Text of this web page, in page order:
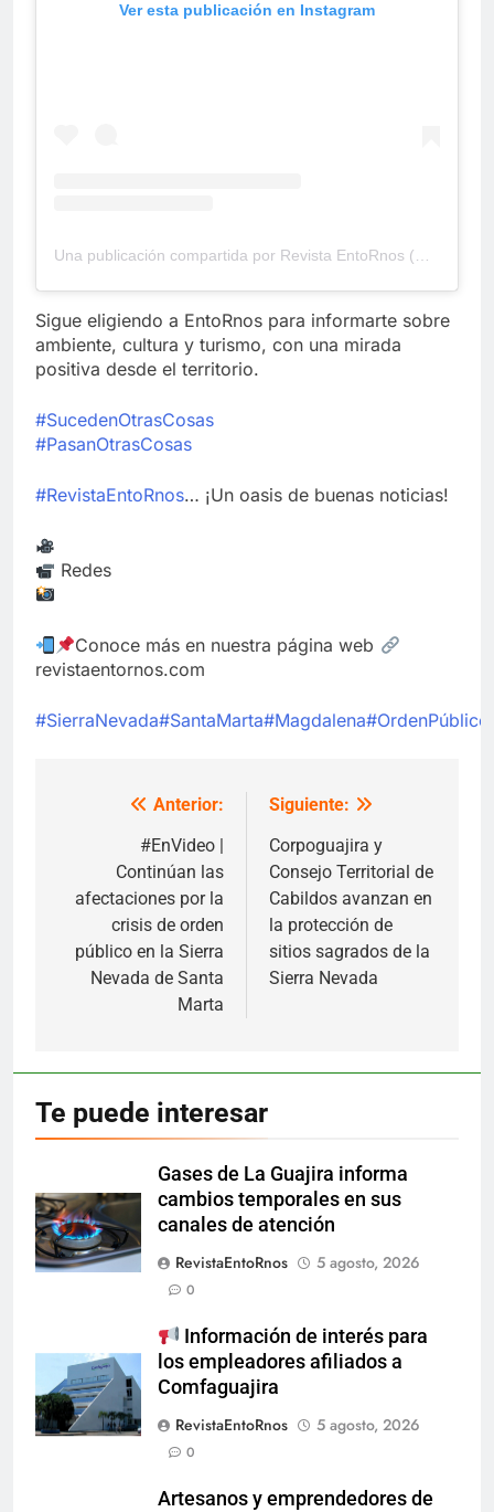
Ver esta publicación en Instagram
Sigue eligiendo a EntoRnos para informarte sobre
ambiente, cultura y turismo, con una mirada
positiva desde el territorio.
#SucedenOtrasCosas
#PasanOtrasCosas
#RevistaEntoRnos… ¡Un oasis de buenas noticias!
Redes
Conoce más en nuestra página web
revistaentornos.com
#SierraNevada#SantaMarta#Magdalena#OrdenPúblico
Navegación
entradas
Anterior:
#EnVideo |
Continúan las
afectaciones por la
crisis de orden
público en la Sierra
Nevada de Santa
Marta
Siguiente:
Corpoguajira y
Consejo Territorial de
Cabildos avanzan en
la protección de
sitios sagrados de la
Sierra Nevada
Te puede interesar
Gases de La Guajira informa
cambios temporales en sus
canales de atención
RevistaEntoRnos
5 agosto, 2026
0
Información de interés para
los empleadores afiliados a
Comfaguajira
RevistaEntoRnos
5 agosto, 2026
0
Artesanos y emprendedores de